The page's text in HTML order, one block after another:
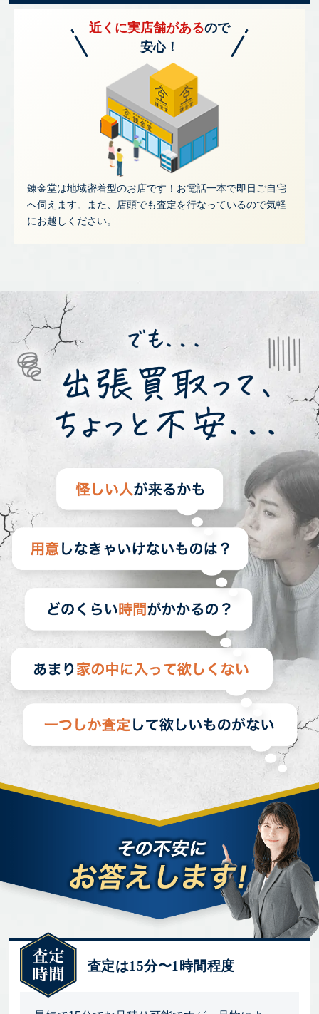
近くに実店舗があるので
安心！
錬金堂は地域密着型のお店です！お電話一本で即日ご自宅
へ伺えます。また、店頭でも査定を行なっているので気軽
にお越しください。
査定は15分〜1時間程度